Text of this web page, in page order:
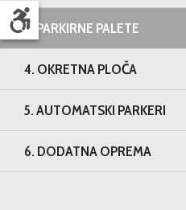
3. PARKIRNE PALETE
4. OKRETNA PLOČA
5. AUTOMATSKI PARKERI
6. DODATNA OPREMA